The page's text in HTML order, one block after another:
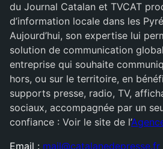
du Journal Catalan et TVCAT
d’information locale dans les
Aujourd’hui, son expertise lui
solution de communication
entreprise qui souhaite
hors, ou sur le territoire, en
supports presse, radio, TV,
sociaux, accompagnée par un
confiance : Voir le site de l’
Email : mail@catalanedepresse.fr